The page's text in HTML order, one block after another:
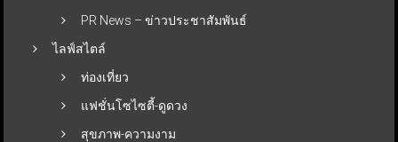
PR News – ข่าวประชาสัมพันธ์
ไลฟ์สไตล์
ท่องเที่ยว
แฟชั่นโซไซตี้-ดูดวง
สุขภาพ-ความงาม